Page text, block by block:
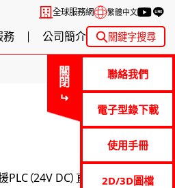
全球服務網 繁體中文
務 公司簡介 關鍵字搜尋
關閉 聯絡我們
電子型錄下載
使用手冊
2D/3D圖檔
（24V DC）直接連接，採